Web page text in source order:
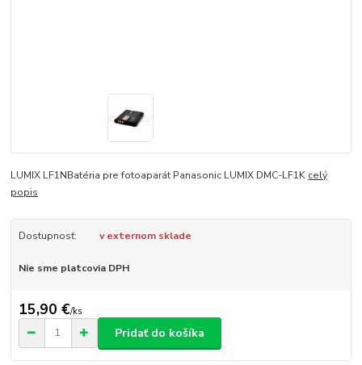
LUMIX LF1NBatéria pre fotoaparát Panasonic LUMIX DMC-LF1K celý
popis
Dostupnosť: v externom sklade
Nie sme platcovia DPH
15,90 €/ks
Pridať do košíka